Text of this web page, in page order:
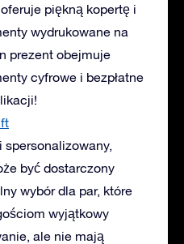
piękną kopertę i
wydrukowane na
prezent obejmuje
cyfrowe i bezpłatne
spersonalizowany,
być dostarczony
wybór dla par, które
wyjątkowy
ale nie mają